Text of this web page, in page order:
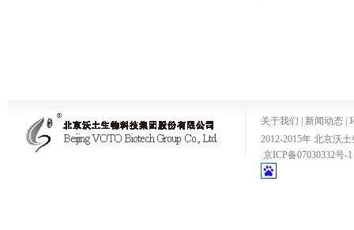
关于我们 新闻动态
2012-2015年 北京沃
京ICP备07030332号-1